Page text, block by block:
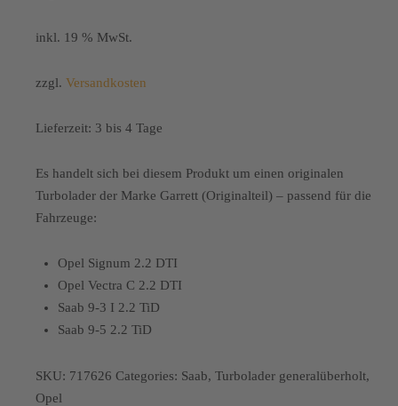
inkl. 19 % MwSt.
zzgl. Versandkosten
Lieferzeit: 3 bis 4 Tage
Es handelt sich bei diesem Produkt um einen originalen
Turbolader der Marke Garrett (Originalteil) – passend für die
Fahrzeuge:
Opel Signum 2.2 DTI
Opel Vectra C 2.2 DTI
Saab 9-3 I 2.2 TiD
Saab 9-5 2.2 TiD
SKU: 717626 Categories: Saab, Turbolader generalüberholt,
Opel